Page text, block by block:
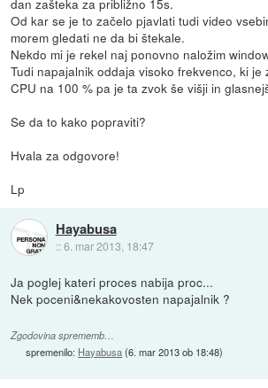
Od kar se je to začelo pjavlati tudi video
morem gledati ne da bi štekale.
Nekdo mi je rekel naj ponovno naložim
Tudi napajalnik oddaja visoko frekvenco, ki je
CPU na 100 % pa je ta zvok še višji in
Se da to kako popraviti?
Hvala za odgovore!
Lp
Hayabusa
::6. mar 2013, 18:47
Ja poglej kateri proces nabija proc...
Nek poceni&nekakovosten napajalnik ?
Zgodovina sprememb…
spremenilo: Hayabusa(6. mar 2013 ob 18:48)